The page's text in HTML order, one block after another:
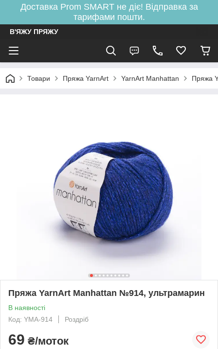
Доставка Prom SMART не діє! Відправка за
тарифами пошти.
В'ЯЖУ ПРЯЖУ
Товари Пряжа YarnArt YarnArt Manhattan Пряжа
Пряжа YarnArt Manhattan №914, ультрамарин
В наявності
Код: YMA-914
Роздріб
69 ₴/моток